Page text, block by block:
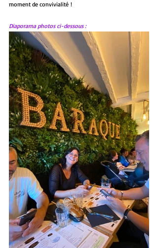
moment de convivialité !
Diaporama photos ci-dessous :